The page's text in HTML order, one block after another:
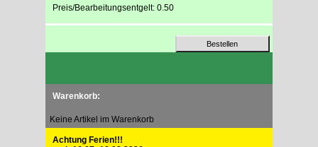
Preis/Bearbeitungsentgelt: 0.50
Warenkorb:
Keine Artikel im Warenkorb
Achtung Ferien!!!